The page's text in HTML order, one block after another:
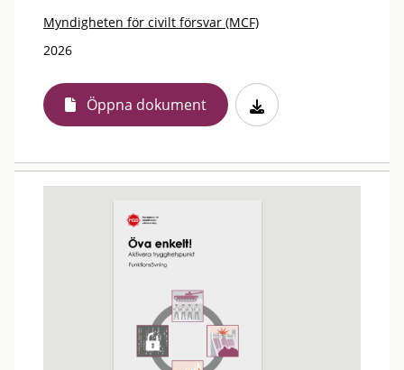
Myndigheten för civilt försvar (MCF)
2026
Öppna dokument